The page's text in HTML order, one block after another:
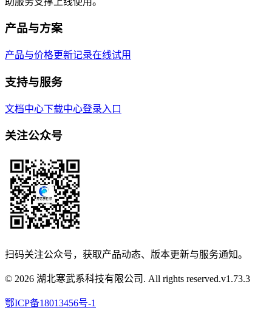
产品与方案
产品与价格更新记录在线试用
支持与服务
文档中心下载中心登录入口
关注公众号
扫码关注公众号，获取产品动态、版本更新与服务通知。
© 2026 湖北寒武系科技有限公司. All rights reserved.v1.73.3
鄂ICP备18013456号-1